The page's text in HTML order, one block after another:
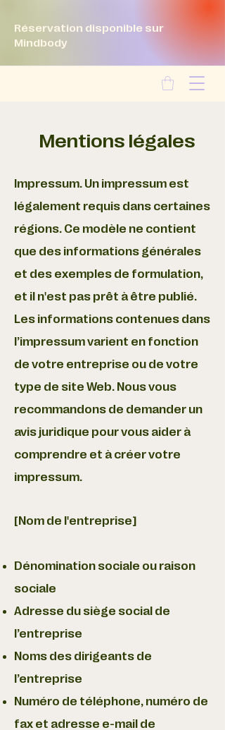
Réservation disponible sur
Mindbody
Mentions légales
Impressum. Un impressum est
légalement requis dans certaines
régions. Ce modèle ne contient
que des informations générales
et des exemples de formulation,
et il n'est pas prêt à être publié.
Les informations contenues dans
l’impressum varient en fonction
de votre entreprise ou de votre
type de site Web. Nous vous
recommandons de demander un
avis juridique pour vous aider à
comprendre et à créer votre
impressum.
[Nom de l'entreprise]
Dénomination sociale ou raison
sociale
Adresse du siège social de
l’entreprise
Noms des dirigeants de
l’entreprise
Numéro de téléphone, numéro de
fax et adresse e-mail de